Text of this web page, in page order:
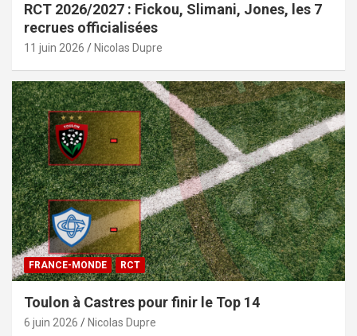
RCT 2026/2027 : Fickou, Slimani, Jones, les 7
recrues officialisées
11 juin 2026 Nicolas Dupre
FRANCE-MONDE RCT
Toulon à Castres pour finir le Top 14
6 juin 2026 Nicolas Dupre